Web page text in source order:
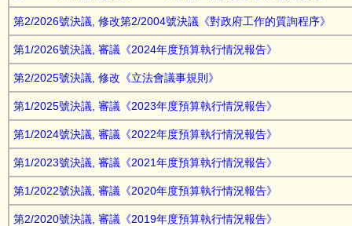
第2/2026號決議, 修改第2/2004號決議《對政府⼯作的質詢程序》
第1/2026號決議, 審議《2024年度預算執行情況報告》
第2/2025號決議, 修改《立法會議事規則》
第1/2025號決議, 審議《2023年度預算執行情況報告》
第1/2024號決議, 審議《2022年度預算執行情況報告》
第1/2023號決議, 審議《2021年度預算執行情況報告》
第1/2022號決議, 審議《2020年度預算執行情況報告》
第2/2020號決議, 審議《2019年度預算執行情況報告》